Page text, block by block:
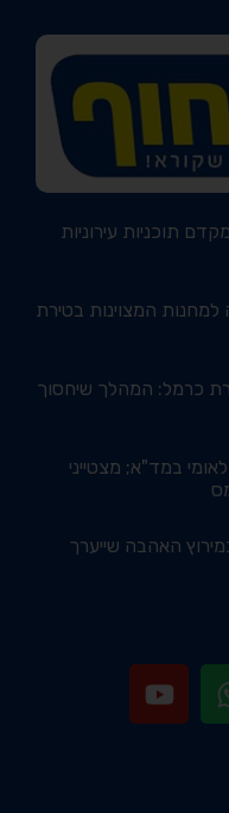
תוכניות עירוניות
המצוינות בטירת
כרמל: המהלך שיחסוך
במד"א; מצטייני
האהבה שייערך